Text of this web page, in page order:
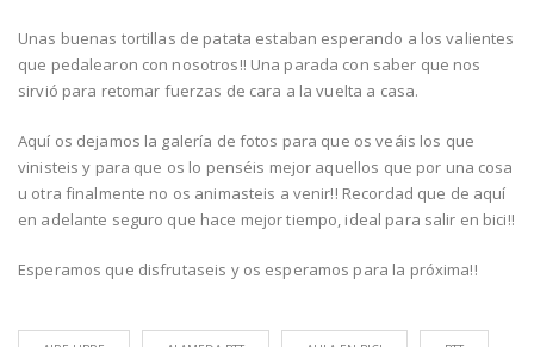
Unas buenas tortillas de patata estaban esperando a los valientes
que pedalearon con nosotros!! Una parada con saber que nos
sirvió para retomar fuerzas de cara a la vuelta a casa.
Aquí os dejamos la galería de fotos para que os veáis los que
vinisteis y para que os lo penséis mejor aquellos que por una cosa
u otra finalmente no os animasteis a venir!! Recordad que de aquí
en adelante seguro que hace mejor tiempo, ideal para salir en bici!!
Esperamos que disfrutaseis y os esperamos para la próxima!!